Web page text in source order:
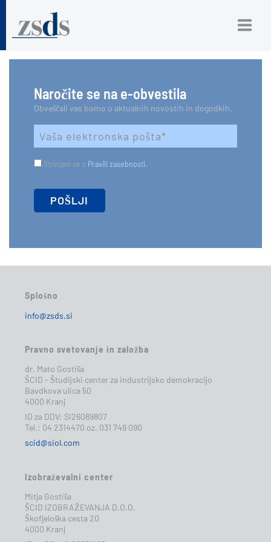
Naročite se na e-obvestila
Obveščali vas bomo o aktualnih novostih in dogodkih.
Strinjam se s Pravili zasebnosti.
Splošno
info@zsds.si
Pravno svetovanje in založba
dr. Mato Gostiša
ŠCID - Študijski center za industrijsko demokracijo
Bavdkova ulica 50
4000 Kranj
ID za DDV: SI26089807
Tel.: 04 2314470 oz. 031 749 090
scid@siol.com
Izobraževalni center
Mitja Gostiša
ŠCID IZOBRAŽEVANJA D.O.O.
Škofjeloška cesta 20
4000 Kranj